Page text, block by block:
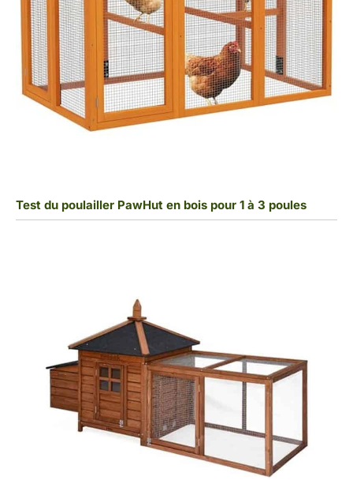
Test du poulailler PawHut en bois pour 1 à 3 poules